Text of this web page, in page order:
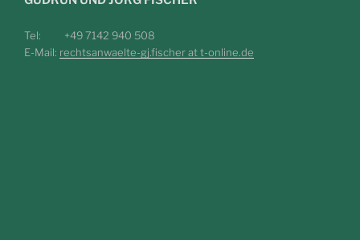
Tel: +49 7142 940 508
E-Mail: rechtsanwaelte-gj.fischer at t-online.de